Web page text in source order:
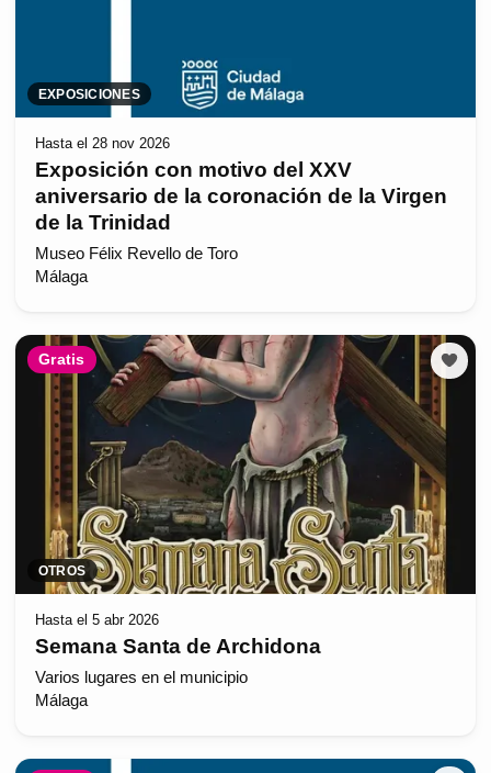
EXPOSICIONES
Hasta el 28 nov 2026
Exposición con motivo del XXV
aniversario de la coronación de la Virgen
de la Trinidad
Museo Félix Revello de Toro
Málaga
Gratis
OTROS
Hasta el 5 abr 2026
Semana Santa de Archidona
Varios lugares en el municipio
Málaga